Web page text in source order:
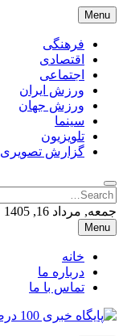
Skip
to
content
Menu
فرهنگی
اقتصادی
اجتماعی
ورزش ایران
ورزش جهان
سینما
تلویزیون
گزارش تصویری
Search
for:
Search
جمعه, مرداد 16, 1405
Menu
خانه
درباره ما
تماس با ما